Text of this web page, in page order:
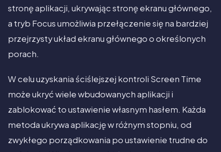
stronę aplikacji, ukrywając stronę ekranu głównego,
a tryb Focus umożliwia przełączenie się na bardziej
przejrzysty układ ekranu głównego o określonych
porach.
W celu uzyskania ściślejszej kontroli Screen Time
może ukryć wiele wbudowanych aplikacji i
zablokować to ustawienie własnym hasłem. Każda
metoda ukrywa aplikację w różnym stopniu, od
zwykłego porządkowania po ustawienie trudne do